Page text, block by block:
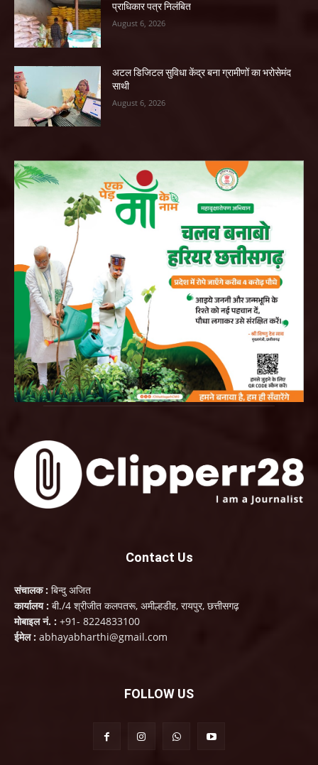
प्राधिकार पत्र निलंबित
August 6, 2026
अटल डिजिटल सुविधा केंद्र बना ग्रामीणों का भरोसेमंद
साथी
August 6, 2026
Contact Us
संचालक : बिन्दु अजित
कार्यालय : बी./4 श्रीजीत कलपतरू, अमील्हडीह, रायपुर, छत्तीसगढ़
मोबाइल नं. : +91- 8224833100
ईमेल : abhayabharthi@gmail.com
FOLLOW US